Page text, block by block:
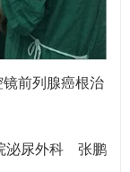
前列腺癌根治
尿外科 张鹏